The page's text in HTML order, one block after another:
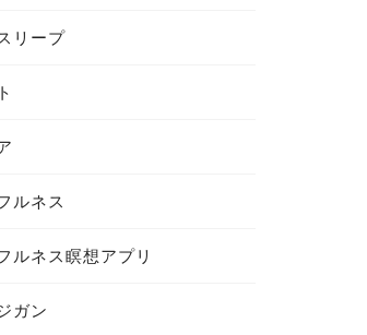
リープ
ルネス
ルネス瞑想アプリ
ガン